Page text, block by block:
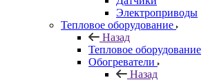
Электроприводы
Тепловое оборудование
Назад
Тепловое оборудование
Обогреватели
Назад